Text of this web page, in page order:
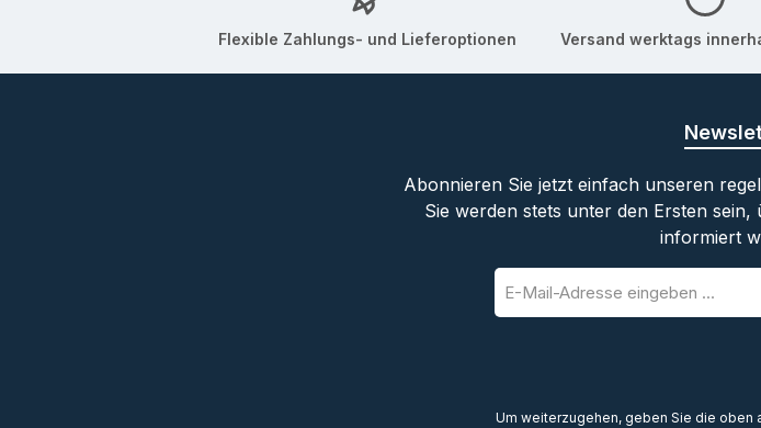
Flexible Zahlungs- und Lieferoptionen Versand werktags
Abonnieren Sie jetzt einfach unseren
Sie werden stets unter den Ersten
informiert
E-
Mail-
Adresse
Um weiterzugehen, geben Sie die oben